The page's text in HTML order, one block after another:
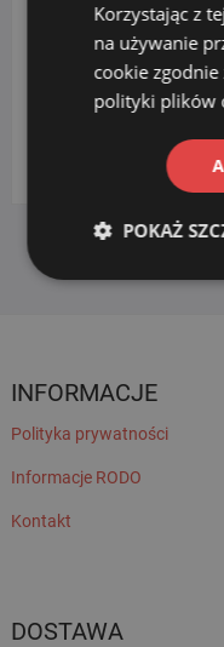
na mydło
INFORMACJE
Polityka prywatności
Informacje RODO
Kontakt
DOSTAWA
Korzystając z
na używanie
cookie
polityki plików
POKAŻ